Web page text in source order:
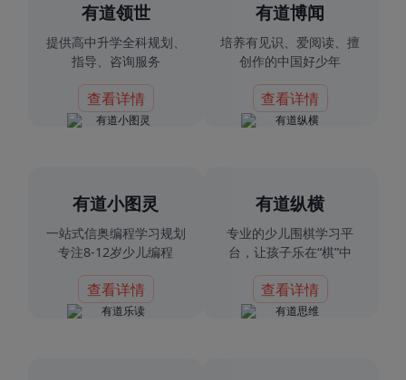
有道领世
提供高中升学全科规划、
指导、咨询服务
查看详情
有道博闻
培养有见识、爱阅读、擅
创作的中国好少年
查看详情
有道小图灵
一站式信奥编程学习规划
专注8-12岁少儿编程
查看详情
有道纵横
专业的少儿围棋学习平
台，让孩子乐在“棋”中
查看详情